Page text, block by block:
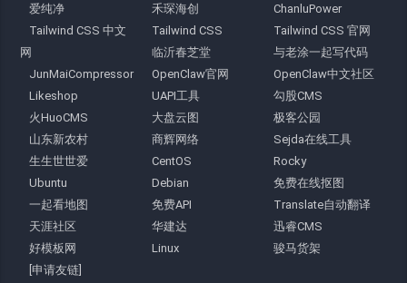
爱纯净
禾琛海创
ChanluPower
Tailwind CSS 中文
网
Tailwind CSS
Tailwind CSS 官网
临沂春芝堂
与老涂一起写代码
JunMaiCompressor
OpenClaw官网
OpenClaw中文社区
Likeshop
UAPI工具
勾股CMS
火HuoCMS
大盘云图
极客公园
山东新农村
商辉网络
Sejda在线工具
生生世世爱
CentOS
Rocky
Ubuntu
Debian
免费在线抠图
一起看地图
免费API
Translate自动翻译
天涯社区
华建达
迅睿CMS
好模板网
Linux
骏马货架
[申请友链]